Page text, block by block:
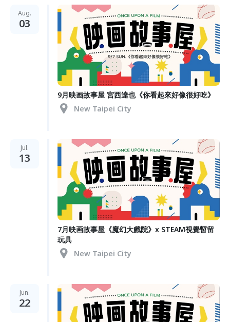
Aug.
03
9月映画故事屋 宮西達也《你看起來好像很好吃》
New Taipei City
Jul.
13
7月映画故事屋《魔幻大戲院》x STEAM視覺暫留
玩具
New Taipei City
Jun.
22